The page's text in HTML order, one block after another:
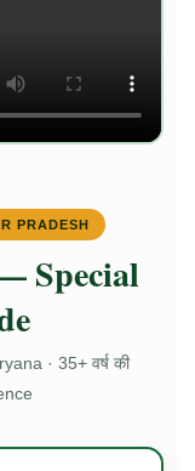
PRADESH
— Special
· 35+ वर्ष की